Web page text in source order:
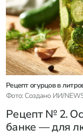
Рецепт огурцов в
Фото: Создано ИИ/
Рецепт № 2.
банке — для